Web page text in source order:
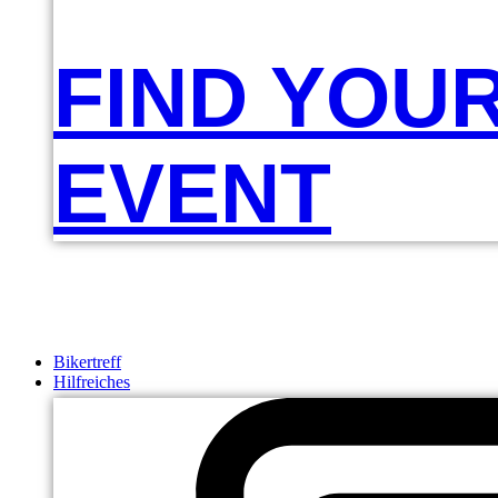
FIND
EVENT
Bikertreff
Hilfreiches